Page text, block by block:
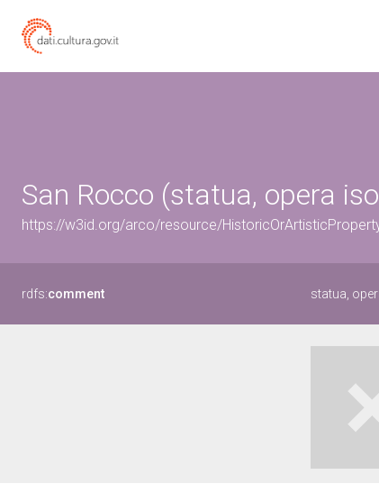
San Rocco (statua, opera
https://w3id.org/arco/resource/
rdfs:comment statua,